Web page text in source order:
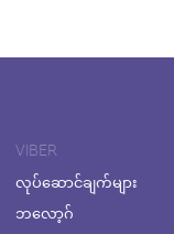
VIBER
လုပ်ဆောင်ချက်များ
ဘလော့ဂ်